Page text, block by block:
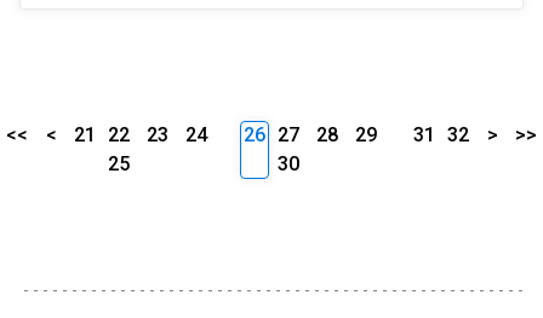
<< < 21 22 23
24
25
26 27 28
29
30
31 32 > >>